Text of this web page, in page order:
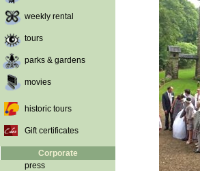
weekly rental
tours
parks & gardens
movies
historic tours
Gift certificates
Corporate
press